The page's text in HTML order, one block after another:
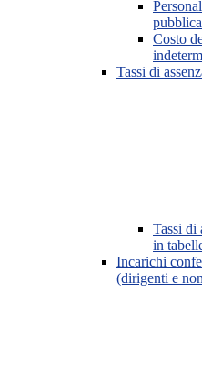
Costo
Tassi di
Tassi di
in
Incarichi
(dirigenti e